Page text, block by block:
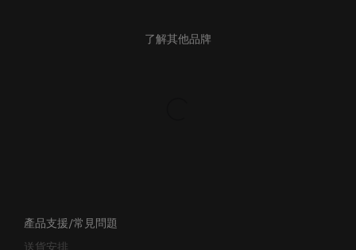
了解其他品牌
產品支援/常見問題
送貨安排